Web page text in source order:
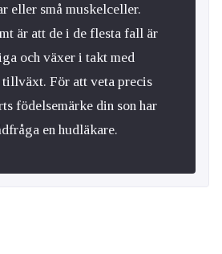
eller små muskelceller.
är att de i de flesta fall är
och växer i takt med
tillväxt. För att veta precis
födelsemärke din son har
en hudläkare.